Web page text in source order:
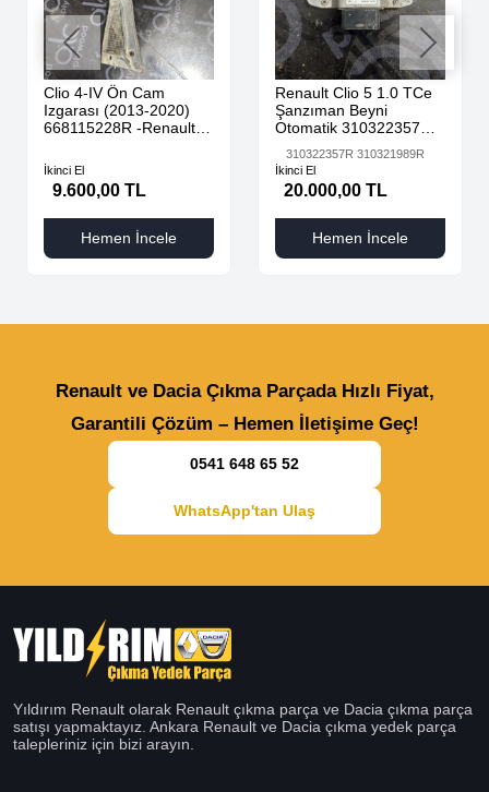
Clio 4-IV Ön Cam
Izgarası (2013-2020)
668115228R -Renault
İkinci El
9.600,00 TL
Hemen İncele
Renault Clio 5 1.0 TCe
Şanzıman Beyni
Otomatik 310322357R
310322357R 310321989R
İkinci El
20.000,00 TL
Hemen İncele
Renault ve Dacia Çıkma Parçada Hızlı Fiyat,
Garantili Çözüm – Hemen İletişime Geç!
0541 648 65 52
WhatsApp'tan Ulaş
Yıldırım Renault olarak Renault çıkma parça ve Dacia çıkma parça
satışı yapmaktayız. Ankara Renault ve Dacia çıkma yedek parça
talepleriniz için bizi arayın.